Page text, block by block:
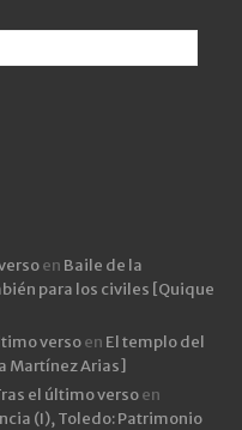
en Baile de la
para los civiles [Quique
versoen El templo del
Martínez Arias]
el último versoen
(I), Toledo: Patrimonio